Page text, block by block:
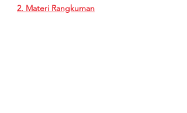
2. Materi Rangkuman